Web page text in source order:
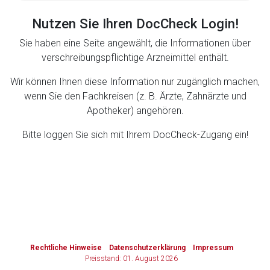
Nutzen Sie Ihren DocCheck Login!
Sie haben eine Seite angewählt, die Informationen über
verschreibungspflichtige Arzneimittel enthält.
Wir können Ihnen diese Information nur zugänglich machen,
wenn Sie den Fachkreisen (z. B. Ärzte, Zahnärzte und
Apotheker) angehören.
Bitte loggen Sie sich mit Ihrem DocCheck-Zugang ein!
Rechtliche Hinweise Datenschutzerklärung
Impressum
Preisstand: 01. August 2026
Zurück zur rote-liste.de Zur Seite